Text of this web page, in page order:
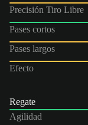
Precisión Tiro Libre
Pases cortos
Pases largos
Efecto
Regate
Agilidad